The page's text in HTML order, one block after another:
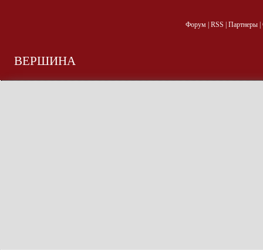
Форум| RSS Партнеры|
ВЕРШИНА